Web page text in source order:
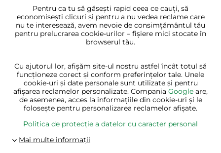
România
Pentru ca tu să găsești rapid ceea ce cauți, să
economisești clicuri și pentru a nu vedea reclame care
nu te interesează, avem nevoie de consimțământul tău
pentru prelucrarea cookie-urilor – fișiere mici stocate în
browserul tău.
Cu ajutorul lor, afișăm site-ul nostru astfel încât totul să
funcționeze corect și conform preferințelor tale. Unele
cookie-uri și date personale sunt utilizate și pentru
afișarea reclamelor personalizate. Compania Google are,
de asemenea, acces la informațiile din cookie-uri și le
folosește pentru personalizarea reclamelor afișate.
Politica de protecție a datelor cu caracter personal